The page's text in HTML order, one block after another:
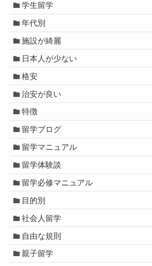
学生留学
年代別
施設が綺麗
日本人が少ない
格安
治安が良い
特徴
留学ブログ
留学マニュアル
留学体験談
留学必修マニュアル
目的別
社会人留学
自由な規則
親子留学